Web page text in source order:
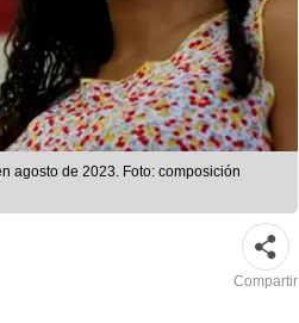
agosto de 2023. Foto: composición
Compartir